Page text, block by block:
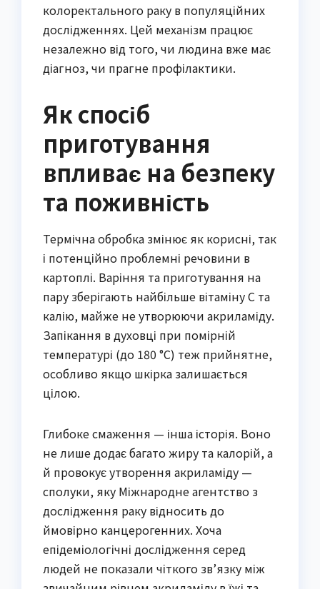
колоректального раку в популяційних
дослідженнях. Цей механізм працює
незалежно від того, чи людина вже має
діагноз, чи прагне профілактики.
Як спосіб
приготування
впливає на безпеку
та поживність
Термічна обробка змінює як корисні, так
і потенційно проблемні речовини в
картоплі. Варіння та приготування на
пару зберігають найбільше вітаміну С та
калію, майже не утворюючи акриламіду.
Запікання в духовці при помірній
температурі (до 180 °C) теж прийнятне,
особливо якщо шкірка залишається
цілою.
Глибоке смаження — інша історія. Воно
не лише додає багато жиру та калорій, а
й провокує утворення акриламіду —
сполуки, яку Міжнародне агентство з
дослідження раку відносить до
ймовірно канцерогенних. Хоча
епідеміологічні дослідження серед
людей не показали чіткого зв’язку між